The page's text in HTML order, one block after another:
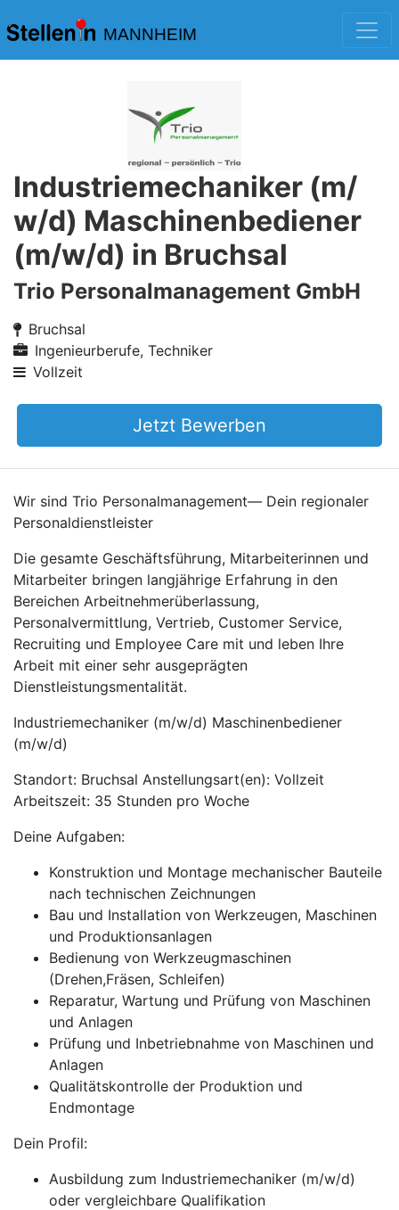
MANNHEIM
Industriemechaniker (m/
w/d) Maschinenbediener
(m/w/d) in Bruchsal
Trio Personalmanagement GmbH
Bruchsal
Ingenieurberufe, Techniker
Vollzeit
Jetzt Bewerben
Wir sind Trio Personalmanagement— Dein regionaler
Personaldienstleister
Die gesamte Geschäftsführung, Mitarbeiterinnen und
Mitarbeiter bringen langjährige Erfahrung in den
Bereichen Arbeitnehmerüberlassung,
Personalvermittlung, Vertrieb, Customer Service,
Recruiting und Employee Care mit und leben Ihre
Arbeit mit einer sehr ausgeprägten
Dienstleistungsmentalität.
Industriemechaniker (m/w/d) Maschinenbediener
(m/w/d)
Standort: Bruchsal Anstellungsart(en): Vollzeit
Arbeitszeit: 35 Stunden pro Woche
Deine Aufgaben:
Konstruktion und Montage mechanischer Bauteile
nach technischen Zeichnungen
Bau und Installation von Werkzeugen, Maschinen
und Produktionsanlagen
Bedienung von Werkzeugmaschinen
(Drehen,Fräsen, Schleifen)
Reparatur, Wartung und Prüfung von Maschinen
und Anlagen
Prüfung und Inbetriebnahme von Maschinen und
Anlagen
Qualitätskontrolle der Produktion und
Endmontage
Dein Profil:
Ausbildung zum Industriemechaniker (m/w/d)
oder vergleichbare Qualifikation